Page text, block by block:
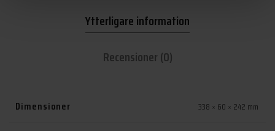
Ytterligare information
Recensioner (0)
Dimensioner 338 × 60 × 242 mm